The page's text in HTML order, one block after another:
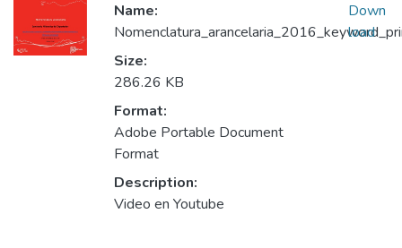
Name:
Size:
286.26 KB
Format:
Adobe Portable Document
Format
Description:
Video en Youtube
Down
load